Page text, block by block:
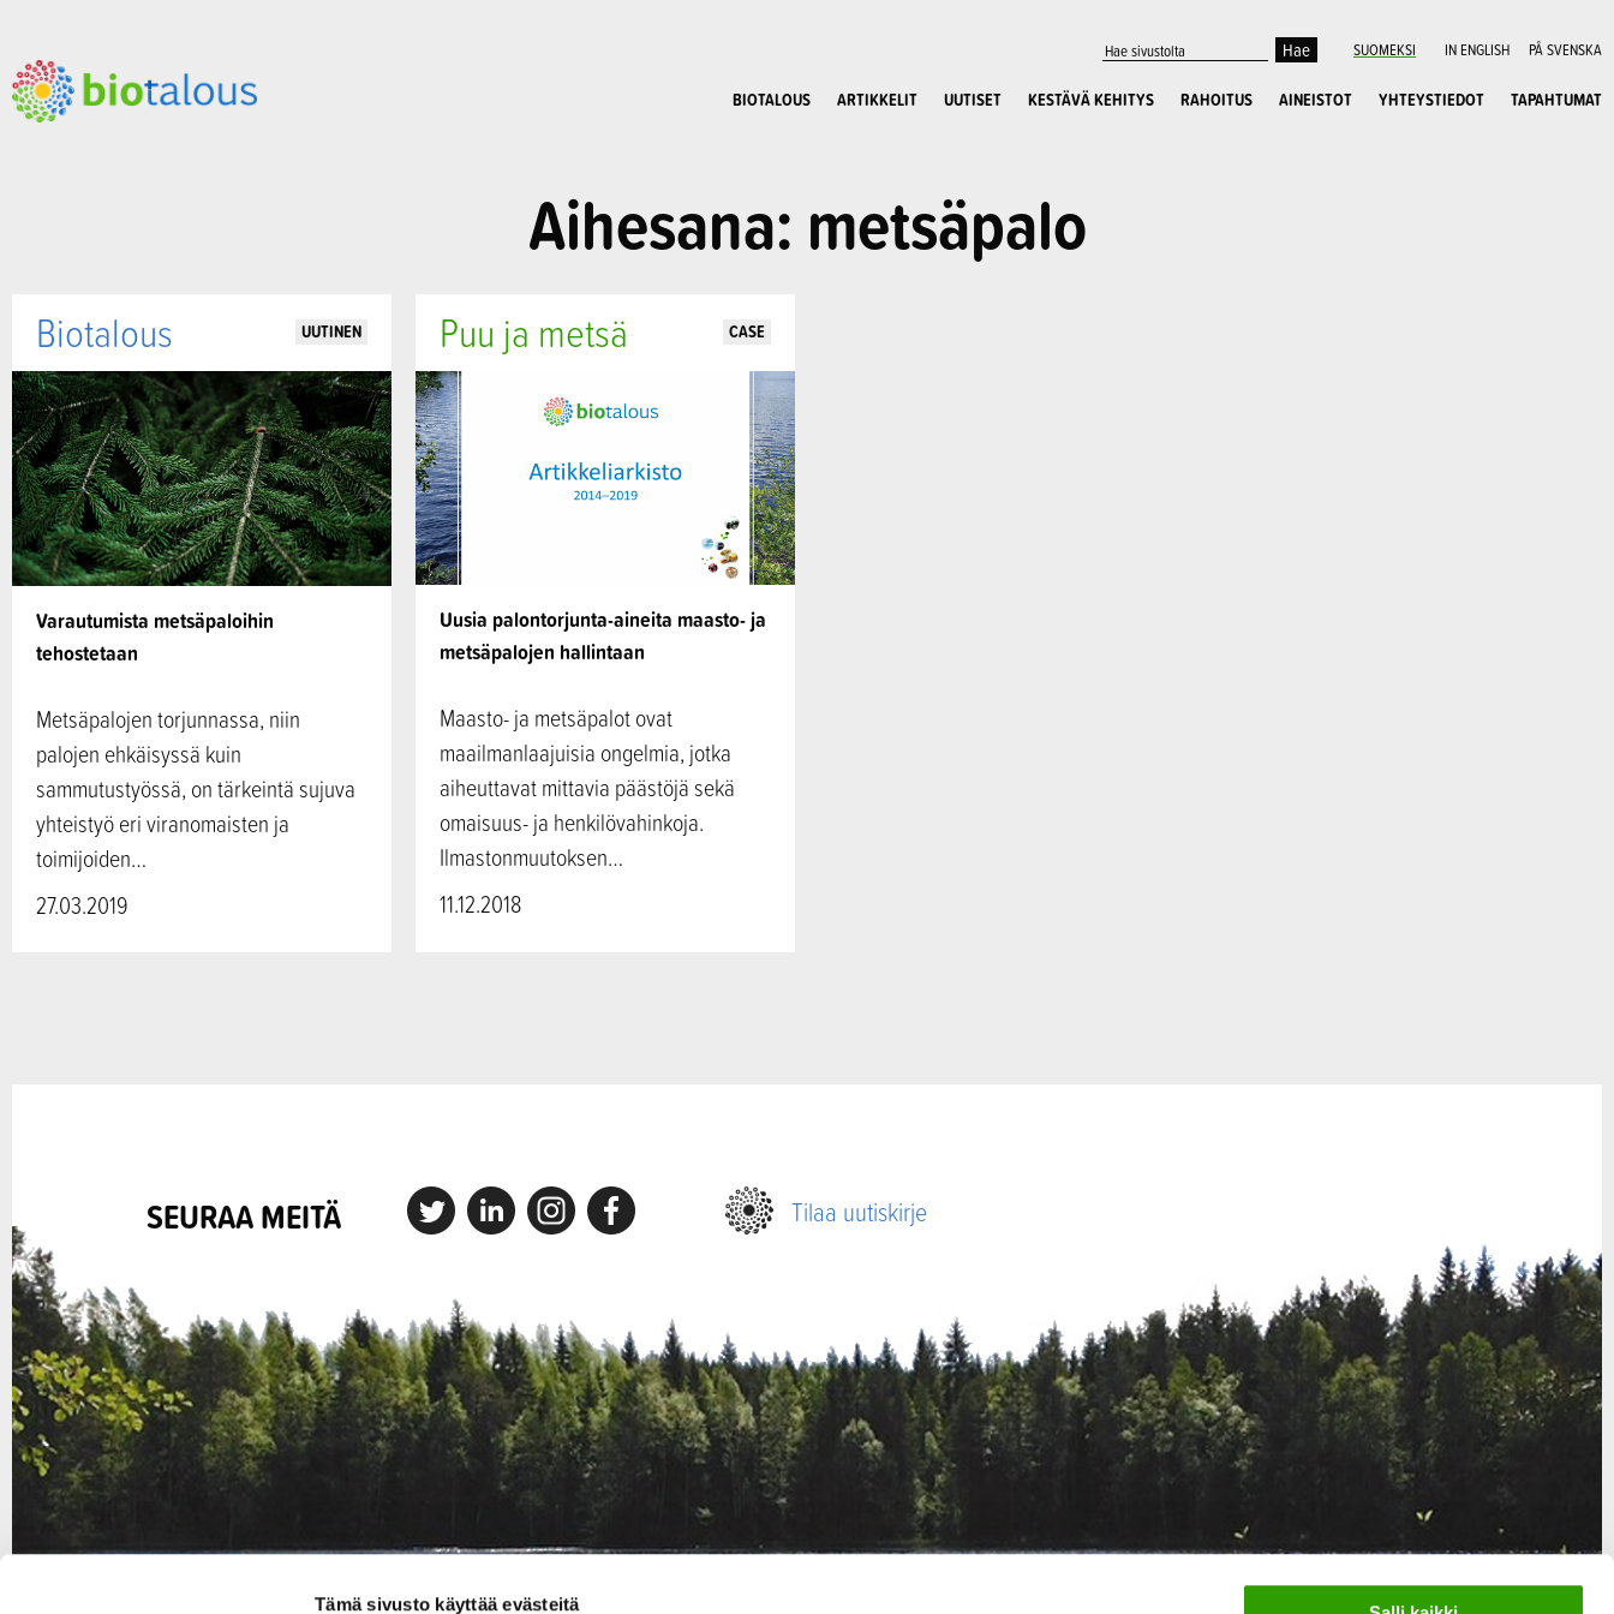
Tämä sivusto käyttää evästeitä
SUOMEKSI IN ENGLISH PÅ SVENSKA
BIOTALOUS ARTIKKELIT UUTISET KESTÄVÄ KEHITYS RAHOITUS AINEISTOT YHTEYSTIEDOT TAPAHTUMAT
Aihesana: metsäpalo
Varautumista metsäpaloihin
tehostetaan
Biotalous UUTINEN
Metsäpalojen torjunnassa, niin
palojen ehkäisyssä kuin
sammutustyössä, on tärkeintä sujuva
yhteistyö eri viranomaisten ja
toimijoiden…
27.03.2019
Uusia palontorjunta-aineita maasto- ja
metsäpalojen hallintaan
Puu ja metsä CASE
Maasto- ja metsäpalot ovat
maailmanlaajuisia ongelmia, jotka
aiheuttavat mittavia päästöjä sekä
omaisuus- ja henkilövahinkoja.
Ilmastonmuutoksen…
11.12.2018
SEURAA MEITÄ X Linkedin InstagramFacebook Tilaa uutiskirje